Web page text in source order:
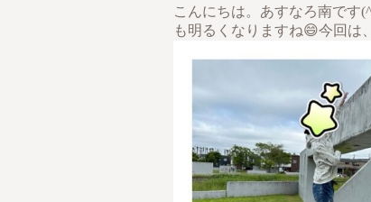
こんにちは。あすなろ南です
も明るくなりますね😄今回は